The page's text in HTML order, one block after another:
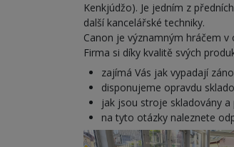
Kenkjúdžo). Je jedním z
další kancelářské techniky.
Canon je významným hráčem
Firma si díky kvalitě svých
zajímá Vás jak vypadají
disponujeme opravdu
jak jsou stroje skladovány
na tyto otázky naleznete